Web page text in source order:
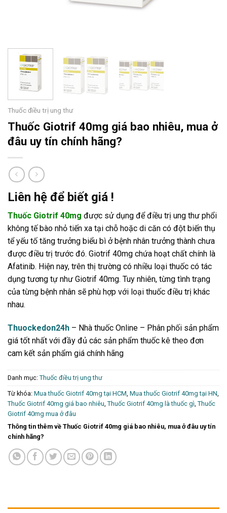
Thuốc điều trị ung thư
Thuốc Giotrif 40mg giá bao nhiêu, mua ở
đâu uy tín chính hãng?
Liên hệ để biết giá !
Thuốc Giotrif 40mg được sử dụng để điều trị ung thư phổi
không tế bào nhỏ tiến xa tại chỗ hoặc di căn có đột biến thụ
tể yếu tố tăng trưởng biểu bì ở bệnh nhân trưởng thành chưa
được điều trị trước đó. Giotrif 40mg chứa hoạt chất chính là
Afatinib. Hiện nay, trên thị trường có nhiều loại thuốc có tác
dụng tương tự như Giotrif 40mg. Tuy nhiên, từng tình trạng
của từng bệnh nhân sẽ phù hợp với loại thuốc điều trị khác
nhau.
Thuockedon24h – Nhà thuốc Online – Phân phối sản phẩm
giá tốt nhất với đầy đủ các sản phẩm thuốc kê theo đơn
cam kết sản phẩm giá chính hãng
Danh mục: Thuốc điều trị ung thư
Từ khóa: Mua thuốc Giotrif 40mg tại HCM, Mua thuốc Giotrif 40mg tại HN,
Thuốc Giotrif 40mg giá bao nhiêu, Thuốc Giotrif 40mg là thuốc gì, Thuốc
Giotrif 40mg mua ở đâu
Thông tin thêm về Thuốc Giotrif 40mg giá bao nhiêu, mua ở đâu uy tín
chính hãng?